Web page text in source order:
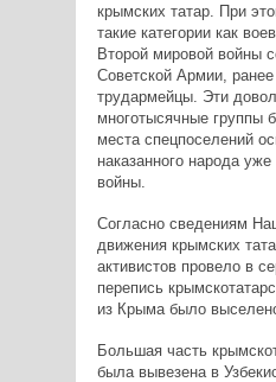
крымских татар. При
такие категории как
Второй мировой войны
Советской Армии, ранее
трудармейцы. Эти
многотысячные группы
места спецпоселений
наказанного народа
войны.
Согласно сведениям
движения крымских
активистов провело в
перепись
из Крыма было
Большая часть
была вывезена в